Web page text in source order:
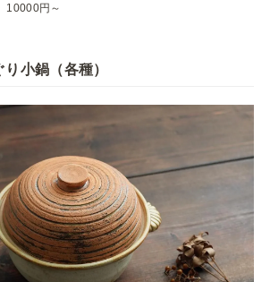
10000円～
小鍋（各種）